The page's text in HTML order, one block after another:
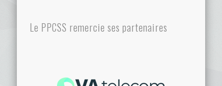
Le PPCSS remercie ses partenaires